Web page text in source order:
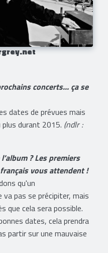
concerts... ça se
dates de prévues mais
durant 2015. (ndlr :
? Les premiers
vous attendent !
qu'un
pas se précipiter, mais
que cela sera possible.
dates, cela prendra
partir sur une mauvaise